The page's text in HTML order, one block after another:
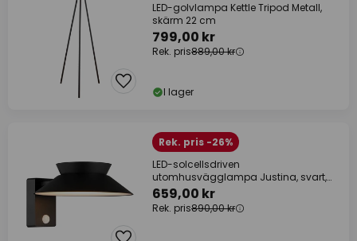
LED-golvlampa Kettle Tripod Metall,
skärm 22 cm
799,00 kr
Rek. pris889,00 kr
I lager
Rek. pris -26%
LED-solcellsdriven
utomhusvägglampa Justina, svart,
sensor, metall
659,00 kr
Rek. pris890,00 kr